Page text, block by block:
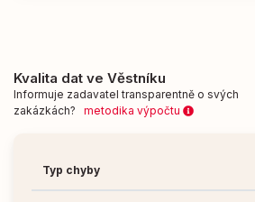
Kvalita dat ve Věstníku
Informuje zadavatel transparentně o svých
zakázkách? metodika výpočtu
Typ chyby